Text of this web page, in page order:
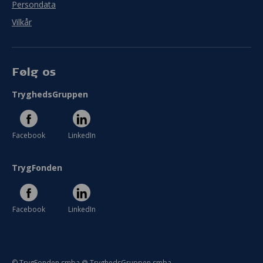
Persondata
Vilkår
Følg os
TryghedsGruppen
Facebook LinkedIn
TrygFonden
Facebook LinkedIn